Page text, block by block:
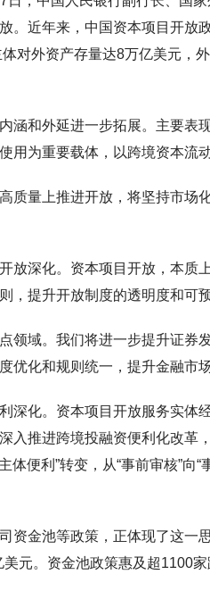
。近年来，中国资本项目开放
对外资产存量达8万亿美元，
涵和外延进一步拓展。主要表
用为重要载体，以跨境资本流
质量上推进开放，将坚持市场
放深化。资本项目开放，本质
，提升开放制度的透明度和可
领域。我们将进一步提升证券
优化和规则统一，提升金融市
深化。资本项目开放服务实体
入推进跨境投融资便利化改革
体便利”转变，从“事前审核”
资金池等政策，正体现了这一
元。资金池政策惠及超1100